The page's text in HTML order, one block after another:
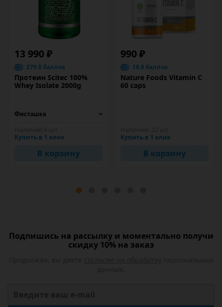
13 990 ₽
279.8 баллов
Протеин Scitec 100%
Whey Isolate 2000g
Купить в 1 клик
В корзину
990 ₽
19.8 баллов
Nature Foods Vitamin C
60 caps
Купить в 1 клик
В корзину
Подпишись на рассылку и моментально получи
скидку 10% на заказ